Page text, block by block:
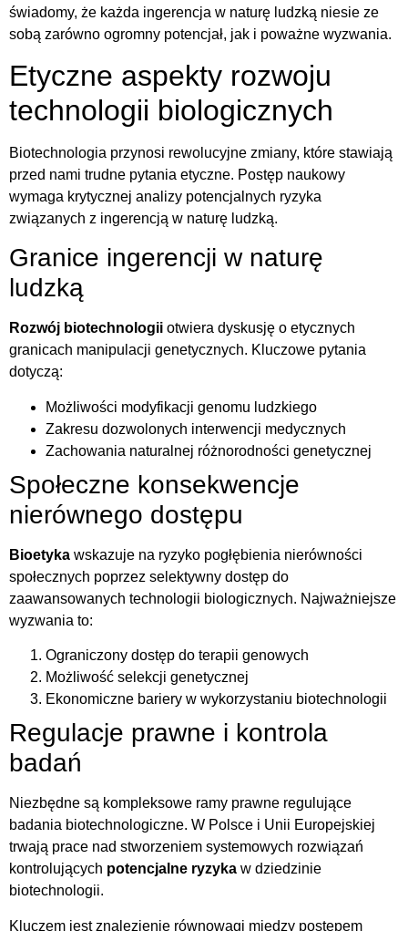
świadomy, że każda ingerencja w naturę ludzką niesie ze
sobą zarówno ogromny potencjał, jak i poważne wyzwania.
Etyczne aspekty rozwoju
technologii biologicznych
Biotechnologia przynosi rewolucyjne zmiany, które stawiają
przed nami trudne pytania etyczne. Postęp naukowy
wymaga krytycznej analizy potencjalnych ryzyka
związanych z ingerencją w naturę ludzką.
Granice ingerencji w naturę
ludzką
Rozwój biotechnologii otwiera dyskusję o etycznych
granicach manipulacji genetycznych. Kluczowe pytania
dotyczą:
Możliwości modyfikacji genomu ludzkiego
Zakresu dozwolonych interwencji medycznych
Zachowania naturalnej różnorodności genetycznej
Społeczne konsekwencje
nierównego dostępu
Bioetyka wskazuje na ryzyko pogłębienia nierówności
społecznych poprzez selektywny dostęp do
zaawansowanych technologii biologicznych. Najważniejsze
wyzwania to:
Ograniczony dostęp do terapii genowych
Możliwość selekcji genetycznej
Ekonomiczne bariery w wykorzystaniu biotechnologii
Regulacje prawne i kontrola
badań
Niezbędne są kompleksowe ramy prawne regulujące
badania biotechnologiczne. W Polsce i Unii Europejskiej
trwają prace nad stworzeniem systemowych rozwiązań
kontrolujących potencjalne ryzyka w dziedzinie
biotechnologii.
Kluczem jest znalezienie równowagi między postępem